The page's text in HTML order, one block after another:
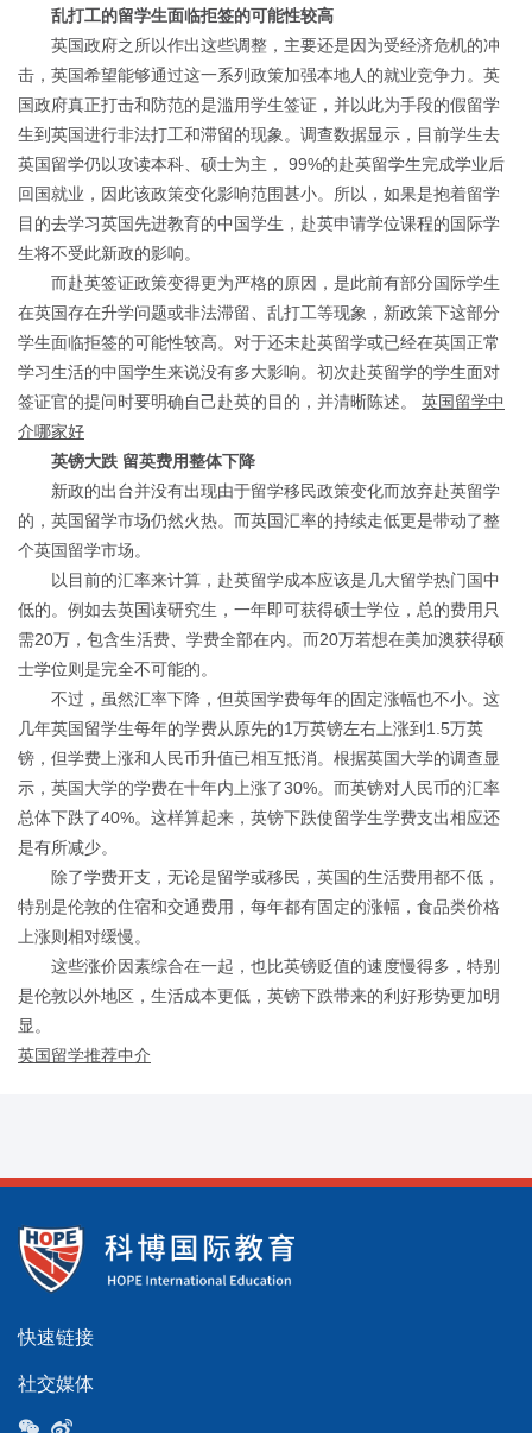
乱打工的留学生面临拒签的可能性较高
英国政府之所以作出这些调整，主要还是因为受经济危机的冲
击，英国希望能够通过这一系列政策加强本地人的就业竞争力。英
国政府真正打击和防范的是滥用学生签证，并以此为手段的假留学
生到英国进行非法打工和滞留的现象。调查数据显示，目前学生去
英国留学仍以攻读本科、硕士为主， 99%的赴英留学生完成学业后
回国就业，因此该政策变化影响范围甚小。所以，如果是抱着留学
目的去学习英国先进教育的中国学生，赴英申请学位课程的国际学
生将不受此新政的影响。
而赴英签证政策变得更为严格的原因，是此前有部分国际学生
在英国存在升学问题或非法滞留、乱打工等现象，新政策下这部分
学生面临拒签的可能性较高。对于还未赴英留学或已经在英国正常
学习生活的中国学生来说没有多大影响。初次赴英留学的学生面对
签证官的提问时要明确自己赴英的目的，并清晰陈述。 英国留学中
介哪家好
英镑大跌 留英费用整体下降
新政的出台并没有出现由于留学移民政策变化而放弃赴英留学
的，英国留学市场仍然火热。而英国汇率的持续走低更是带动了整
个英国留学市场。
以目前的汇率来计算，赴英留学成本应该是几大留学热门国中
低的。例如去英国读研究生，一年即可获得硕士学位，总的费用只
需20万，包含生活费、学费全部在内。而20万若想在美加澳获得硕
士学位则是完全不可能的。
不过，虽然汇率下降，但英国学费每年的固定涨幅也不小。这
几年英国留学生每年的学费从原先的1万英镑左右上涨到1.5万英
镑，但学费上涨和人民币升值已相互抵消。根据英国大学的调查显
示，英国大学的学费在十年内上涨了30%。而英镑对人民币的汇率
总体下跌了40%。这样算起来，英镑下跌使留学生学费支出相应还
是有所减少。
除了学费开支，无论是留学或移民，英国的生活费用都不低，
特别是伦敦的住宿和交通费用，每年都有固定的涨幅，食品类价格
上涨则相对缓慢。
这些涨价因素综合在一起，也比英镑贬值的速度慢得多，特别
是伦敦以外地区，生活成本更低，英镑下跌带来的利好形势更加明
显。
英国留学推荐中介
快速链接
社交媒体